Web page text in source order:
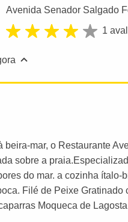
Avenida Senador Salgado
1
beira-mar, o Restaurante
sobre a
do mar. a cozinha
Filé de Peixe
Moqueca de Lagosta